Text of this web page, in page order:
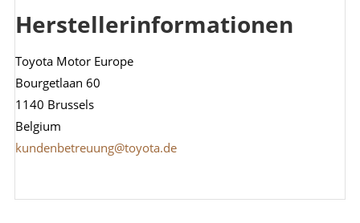
Herstellerinformationen
Toyota Motor Europe
Bourgetlaan 60
1140 Brussels
Belgium
kundenbetreuung@toyota.de